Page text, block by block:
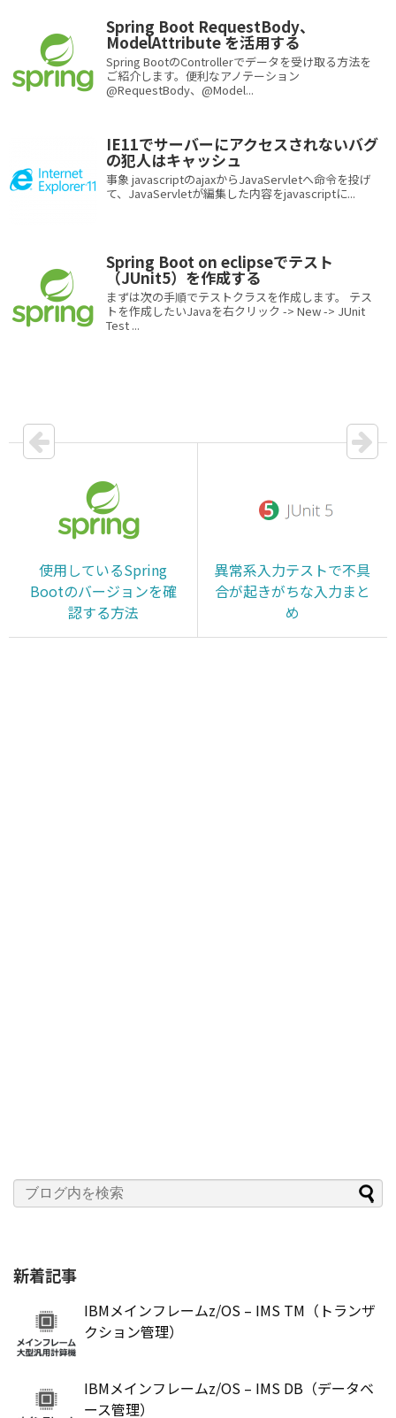
Spring Boot RequestBody、
ModelAttribute を活用する
Spring BootのControllerでデータを受け取る方法を
ご紹介します。便利なアノテーション
@RequestBody、@Model...
IE11でサーバーにアクセスされないバグ
の犯人はキャッシュ
事象 javascriptのajaxからJavaServletへ命令を投げ
て、JavaServletが編集した内容をjavascriptに...
Spring Boot on eclipseでテスト
（JUnit5）を作成する
まずは次の手順でテストクラスを作成します。 テス
トを作成したいJavaを右クリック -> New -> JUnit
Test ...
使用しているSpring
Bootのバージョンを確
認する方法
異常系入力テストで不具
合が起きがちな入力まと
め
新着記事
IBMメインフレームz/OS – IMS TM（トランザ
クション管理）
IBMメインフレームz/OS – IMS DB（データベ
ース管理）